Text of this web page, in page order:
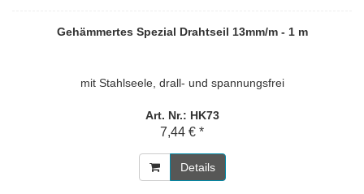
Gehämmertes Spezial Drahtseil 13mm/m - 1 m
mit Stahlseele, drall- und spannungsfrei
Art. Nr.: HK73
7,44 € *
Details